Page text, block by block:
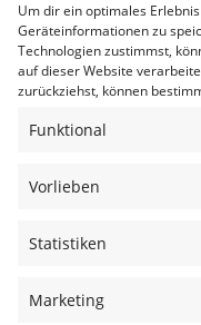
Um dir ein optimales
Geräteinformationen zu
Technologien zustimmst,
auf dieser Website
zurückziehst, können
Funktional
Vorlieben
Statistiken
Marketing